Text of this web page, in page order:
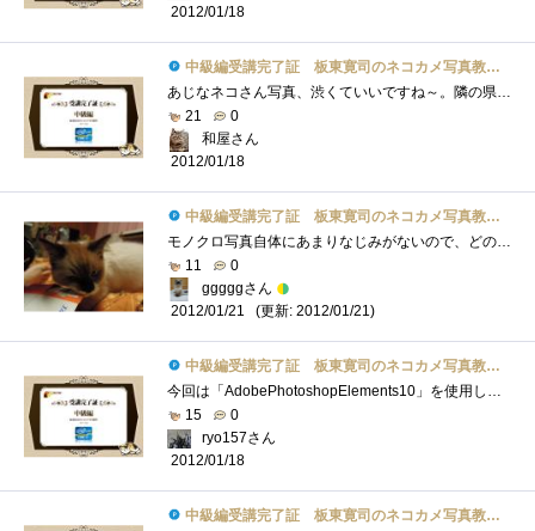
2012/01/18
中級編受講完了証 板東寛司のネコカメ写真教室パート2
あじなネコさん写真、渋くていいですね～。隣の県にネコ寺があるらしく、撮りに行きたい・・・。モノクロにしてみるとまた違った雰囲気にな�...
21
0
和屋さん
2012/01/18
中級編受講完了証 板東寛司のネコカメ写真教室パート2
モノクロ写真自体にあまりなじみがないので、どのような特徴があるのかなど今一歩わかりませんでしたが、モノクロ写真にすることによって背�...
11
0
gggggさん
2012/01/21
(更新: 2012/01/21)
中級編受講完了証 板東寛司のネコカメ写真教室パート2
今回は「AdobePhotoshopElements10」を使用してのスライドショー作成が紹介されてます。一見簡単そうですが、モノトーン調の写真もただ色を失くせば�...
15
0
ryo157さん
2012/01/18
中級編受講完了証 板東寛司のネコカメ写真教室パート2